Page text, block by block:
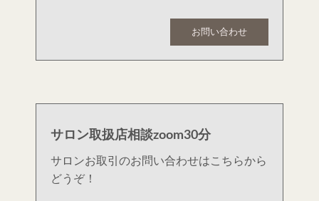
お問い合わせ
サロン取扱店相談zoom30分
サロンお取引のお問い合わせはこちらから
どうぞ！